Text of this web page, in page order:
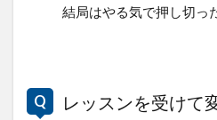
結局はやる気で押し切っ
レッスンを受けて